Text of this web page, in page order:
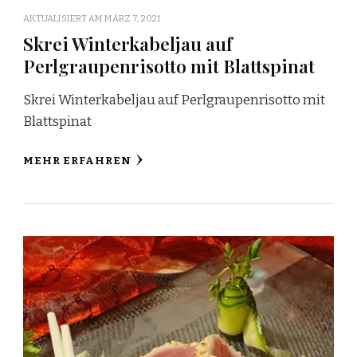
AKTUALISIERT AM MÄRZ 7, 2021
Skrei Winterkabeljau auf
Perlgraupenrisotto mit Blattspinat
Skrei Winterkabeljau auf Perlgraupenrisotto mit
Blattspinat
MEHR ERFAHREN